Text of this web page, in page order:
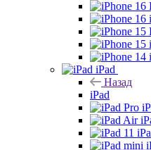
iPad
Назад
iPad